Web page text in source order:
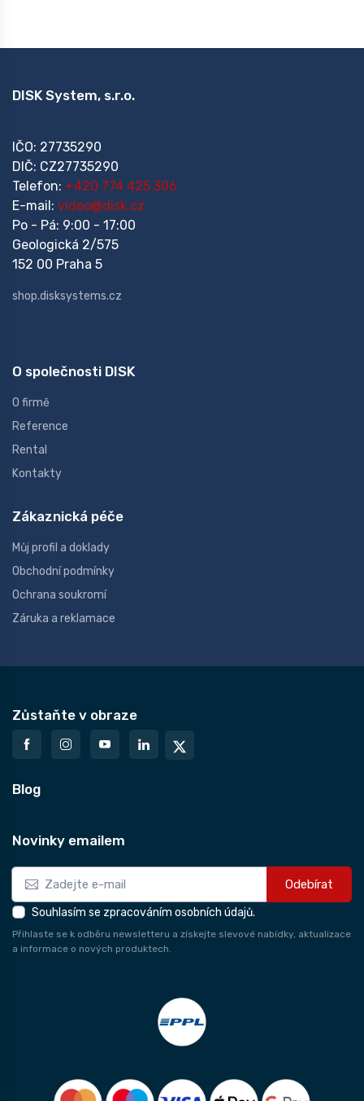
DISK System, s.r.o.
IČO: 27735290
DIČ: CZ27735290
Telefon: +420 774 425 306
E-mail: video@disk.cz
Po - Pá: 9:00 - 17:00
Geologická 2/575
152 00 Praha 5
shop.disksystems.cz
O společnosti DISK
O firmě
Reference
Rental
Kontakty
Zákaznická péče
Můj profil a doklady
Obchodní podmínky
Ochrana soukromí
Záruka a reklamace
Zůstaňte v obraze
Blog
Novinky emailem
Odebírat
Souhlasím se zpracováním osobních údajů.
Přihlaste se k odběru newsletteru a získejte slevové nabídky, aktualizace
a informace o nových produktech.